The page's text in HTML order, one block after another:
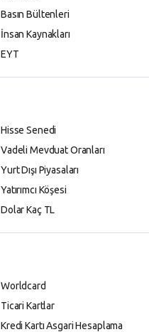
Basın Bültenleri
İnsan Kaynakları
EYT
Hisse Senedi
Vadeli Mevduat Oranları
Yurt Dışı Piyasaları
Yatırımcı Köşesi
Dolar Kaç TL
Worldcard
Ticari Kartlar
Kredi Kartı Asgari Hesaplama